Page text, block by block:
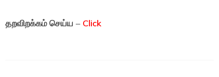
தறவிறக்கம் செய்ய – Click